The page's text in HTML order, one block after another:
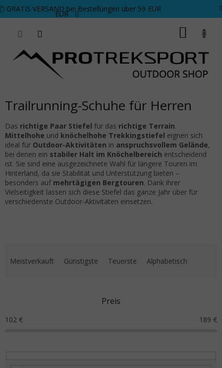
Zum Inhalt springen
GRATIS VERSAND bei Bestellungen über 59 EUR
EUR
Trailrunning-Schuhe für Herren
Das richtige Paar Stiefel für das richtige Terrain.
Mittelhohe und knöchelhohe Trekkingstiefel eignen sich
ideal für Outdoor-Aktivitäten in anspruchsvollem Gelände,
bei denen ein stabiler Halt im Knöchelbereich entscheidend
ist. Sie sind eine ausgezeichnete Wahl für längere Touren im
Hinterland, da sie Stabilität und Unterstützung bieten –
besonders auf mehrtägigen Bergtouren. Dank ihrer
Vielseitigkeit lassen sich diese Stiefel das ganze Jahr über für
verschiedenste Outdoor-Aktivitäten einsetzen.
Meistverkauft Günstigste Teuerste Alphabetisch
Preis
102 € 189 €